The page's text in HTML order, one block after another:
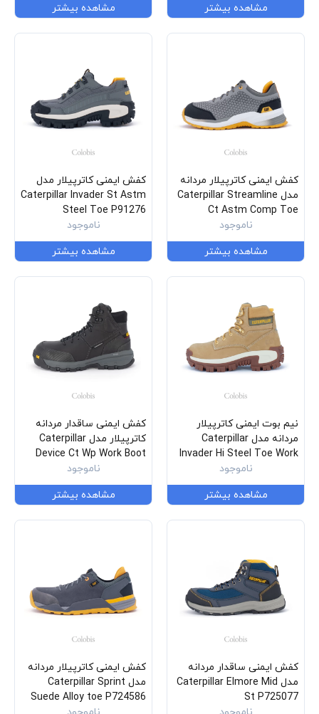
مشاهده بیشتر
مشاهده بیشتر
کفش ایمنی کاترپیلار مردانه
مدل Caterpillar Streamline
Ct Astm Comp Toe
ناموجود
مشاهده بیشتر
کفش ایمنی کاترپیلار مدل
Caterpillar Invader St Astm
Steel Toe P91276
ناموجود
مشاهده بیشتر
نیم بوت ایمنی کاترپیلار
مردانه مدل Caterpillar
Invader Hi Steel Toe Work
Boot P725132
ناموجود
مشاهده بیشتر
کفش ایمنی ساقدار مردانه
کاترپیلار مدل Caterpillar
Device Ct Wp Work Boot
ناموجود
مشاهده بیشتر
کفش ایمنی ساقدار مردانه
مدل Caterpillar Elmore Mid
St P725077
کفش ایمنی کاترپیلار مردانه
مدل Caterpillar Sprint
Suede Alloy toe P724586